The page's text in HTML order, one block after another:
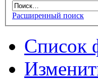
Расширенный поиск
Список